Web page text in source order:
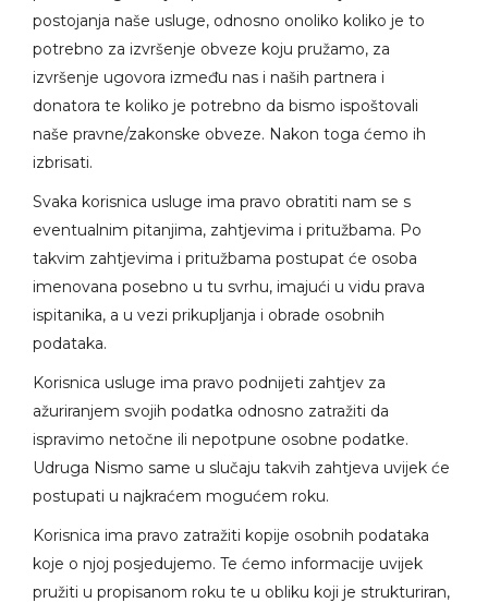
postojanja naše usluge, odnosno onoliko koliko je to
potrebno za izvršenje obveze koju pružamo, za
izvršenje ugovora između nas i naših partnera i
donatora te koliko je potrebno da bismo ispoštovali
naše pravne/zakonske obveze. Nakon toga ćemo ih
izbrisati.
Svaka korisnica usluge ima pravo obratiti nam se s
eventualnim pitanjima, zahtjevima i pritužbama. Po
takvim zahtjevima i pritužbama postupat će osoba
imenovana posebno u tu svrhu, imajući u vidu prava
ispitanika, a u vezi prikupljanja i obrade osobnih
podataka.
Korisnica usluge ima pravo podnijeti zahtjev za
ažuriranjem svojih podatka odnosno zatražiti da
ispravimo netočne ili nepotpune osobne podatke.
Udruga Nismo same u slučaju takvih zahtjeva uvijek će
postupati u najkraćem mogućem roku.
Korisnica ima pravo zatražiti kopije osobnih podataka
koje o njoj posjedujemo. Te ćemo informacije uvijek
pružiti u propisanom roku te u obliku koji je strukturiran,